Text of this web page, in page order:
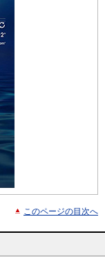
このページの目次へ